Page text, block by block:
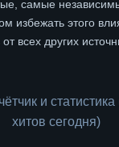
самые
избежать этого
от всех других